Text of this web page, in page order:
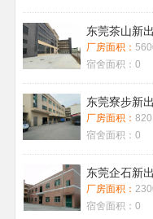
东莞茶山新
厂房面积：
宿舍面积： 0
东莞寮步新
厂房面积： 820
宿舍面积： 0
东莞企石新
厂房面积：
宿舍面积： 0